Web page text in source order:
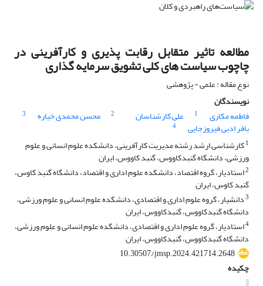
مطالعه تاثیر متقابل رقابت پذیری و کارآفرینی در
چاچوب سیاست های کلی تشویق سرمایه گذاری
نوع مقاله : علمی - پژوهشی
نویسندگان
فاطمه مکاری
1 علی کارشناسان 2 محسن محمدی خیاره 3
باقر ادبی فیروزجایی
4
1کارشناسی ارشد رشته مدیریت کارآفرینی، دانشکده علوم انسانی و علوم
ورزشی، دانشگاه گنبدکاووس، گنبد کاووس، ایران
2استادیار، گروه اقتصاد، دانشکده علوم اداری و اقتصاد، دانشگاه گنبد کاوس،
گنبد کاوس، ایران
3دانشیار، گروه علوم اداری و اقتصادی، دانشگده علوم انسانی و علوم ورزشی،
دانشگاه گنبدکاووس، گنبدکاووس، ایران
4استادیار، گروه علوم اداری و اقتصادی، دانشگده علوم انسانی و علوم ورزشی،
دانشگاه گنبدکاووس، گنبدکاووس، ایران
10.30507/jmsp.2024.421714.2648
چکیده